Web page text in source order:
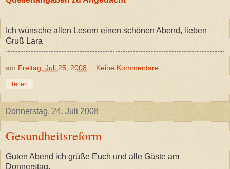
Ich wünsche allen Lesern einen schönen Abend, lieben
Gruß Lara
am Freitag, Juli 25, 2008 Keine Kommentare:
Teilen
Donnerstag, 24. Juli 2008
Gesundheitsreform
Guten Abend ich grüße Euch und alle Gäste am
Donnerstag.